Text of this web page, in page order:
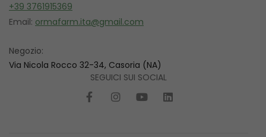
+39 3761915369
Email: ormafarm.ita@gmail.com
Negozio:
Via Nicola Rocco 32-34, Casoria (NA)
SEGUICI SUI SOCIAL